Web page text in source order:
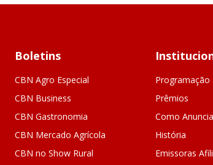
Boletins
CBN Agro Especial
CBN Business
CBN Gastronomia
CBN Mercado Agrícola
CBN no Show Rural
Programação
Prêmios
Como
História
Emissoras